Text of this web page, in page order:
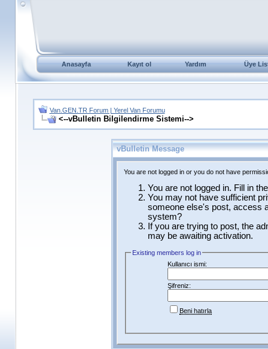
Anasayfa Kayıt ol Yardım Üye
Van.GEN.TR Forum | Yerel Van Forumu
<--vBulletin Bilgilendirme Sistemi-->
vBulletin Message
You are not logged in or you do not have
You are not logged in. Fill in
You may not have sufficient
someone else's post, access
system?
If you are trying to post, the
may be awaiting activation.
Existing members log in
Kullanıcı ismi:
Şifreniz:
Beni hatırla